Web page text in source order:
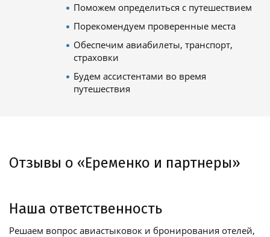
Поможем определиться с путешествием
Порекомендуем проверенные места
Обеспечим авиабилеты, транспорт,
страховки
Будем ассистентами во время
путешествия
Отзывы о «Еременко и партнеры»
Наша ответственность
Решаем вопрос авиастыковок и бронирования отелей,